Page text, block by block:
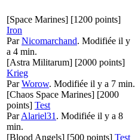
[Space Marines] [1200 points]
Iron
ParNicomarchand. Modifiée il y
a 4 min.
[Astra Militarum] [2000 points]
Krieg
ParWorow. Modifiée il y a 7 min.
[Chaos Space Marines] [2000
points] Test
ParAlariel31 . Modifiée il y a 8
min.
[Blood Angels] [500 points] Test